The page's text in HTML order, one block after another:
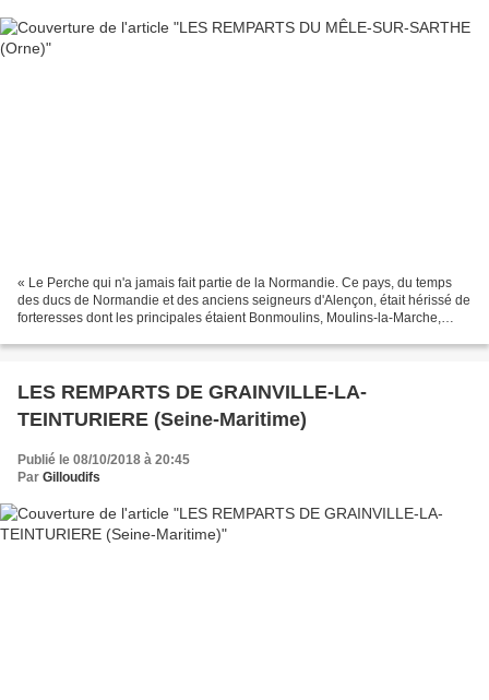
« Le Perche qui n'a jamais fait partie de la Normandie. Ce pays, du temps
des ducs de Normandie et des anciens seigneurs d'Alençon, était hérissé de
forteresses dont les principales étaient Bonmoulins, Moulins-la-Marche,
LES REMPARTS DE GRAINVILLE-LA-
TEINTURIERE (Seine-Maritime)
Publié le 08/10/2018 à 20:45
Par Gilloudifs